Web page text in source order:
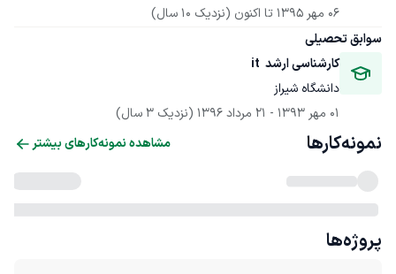
06 مهر 1395
تا اکنون (نزدیک 10 سال)
سوابق تحصیلی
کارشناسی ارشد  it
دانشگاه شیراز
01 مهر 1393
- 21 مرداد 1396 (نزدیک 3 سال)
نمونه‌کارها مشاهده نمونه‌کارهای بیشتر
پروژه‌ها